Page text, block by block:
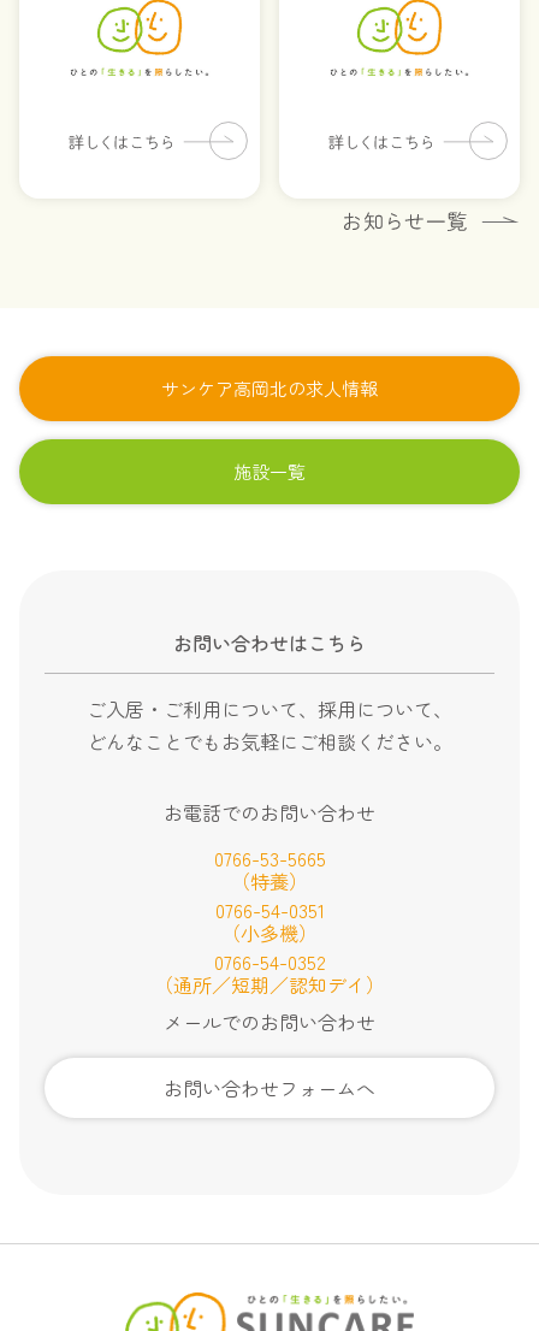
サンケア高岡北の求人情報
施設一覧
お問い合わせはこちら
ご入居・ご利用について、採用について、
どんなことでもお気軽にご相談ください。
お電話でのお問い合わせ
0766-53-5665
（特養）
0766-54-0351
（小多機）
0766-54-0352
（通所／短期／認知デイ）
メールでのお問い合わせ
お問い合わせフォームへ